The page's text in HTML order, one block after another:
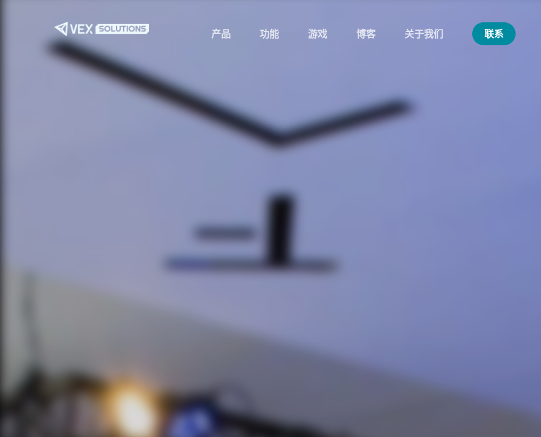
产品 功能 游戏 博客 关于我们 联系